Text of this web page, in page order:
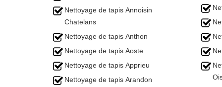
Nettoyage de tapis Annoisin
Chatelans
Nettoyage de tapis Anthon
Nettoyage de tapis Aoste
Nettoyage de tapis Apprieu
Nettoyage de tapis Arandon